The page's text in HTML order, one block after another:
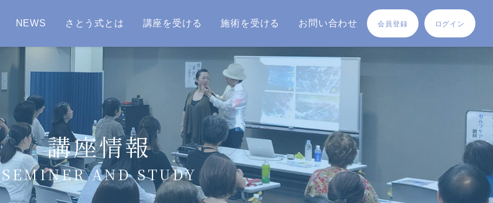
NEWS さとう式とは 講座を受ける 施術を受ける お問い合わせ 会員登録 ログイン
講座情報
SEMINER AND STUDY